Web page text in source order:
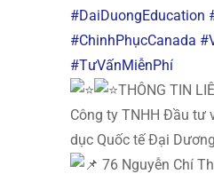
#DaiDuongEducation
#ChinhPhụcCanada
#TưVấnMiễnPhí
THÔNG TIN
Công ty TNHH Đầu tư
dục Quốc tế Đại Dương
76 Nguyễn Chí